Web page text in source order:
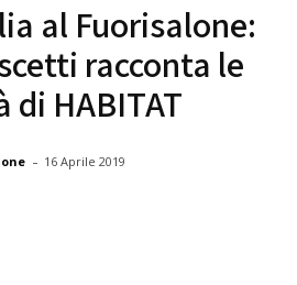
al Fuorisalone:
racconta le
di HABITAT
- 16 Aprile 2019